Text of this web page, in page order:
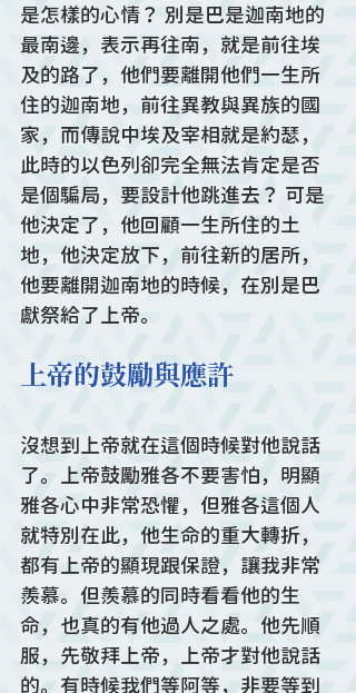
是怎樣的心情？ 別是巴是迦南地的
最南邊，表示再往南，就是前往埃
及的路了，他們要離開他們一生所
住的迦南地，前往異教與異族的國
家，而傳說中埃及宰相就是約瑟，
此時的以色列卻完全無法肯定是否
是個騙局，要設計他跳進去？ 可是
他決定了，他回顧一生所住的土
地，他決定放下，前往新的居所，
他要離開迦南地的時候，在別是巴
獻祭給了上帝。
上帝的鼓勵與應許
沒想到上帝就在這個時候對他說話
了。上帝鼓勵雅各不要害怕，明顯
雅各心中非常恐懼，但雅各這個人
就特別在此，他生命的重大轉折，
都有上帝的顯現跟保證，讓我非常
羨慕。但羨慕的同時看看他的生
命，也真的有他過人之處。他先順
服，先敬拜上帝，上帝才對他說話
的。有時候我們等阿等，非要等到